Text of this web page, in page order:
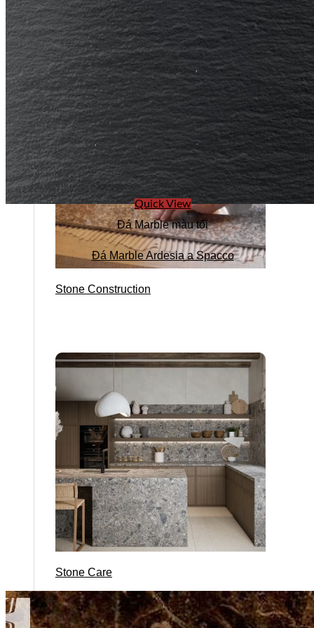
Stone design
Stone Construction
Stone Care
Quick View
Đá Marble màu tối
Đá Marble Ardesia a Spacco